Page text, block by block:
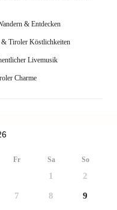
& Entdecken
Tiroler Köstlichkeiten
Livemusik
Charme
Fr Sa So
1 2
7 8 9